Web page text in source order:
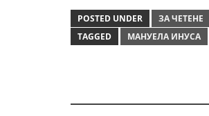
POSTED UNDER
ЗА ЧЕТЕНЕ
TAGGED
МАНУЕЛА ИНУСА